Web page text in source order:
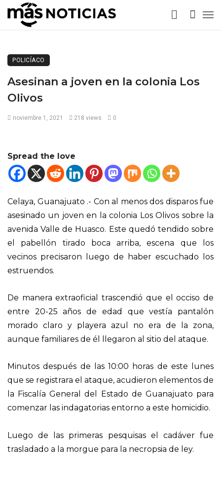
POLICÍACO
Asesinan a joven en la colonia Los
Olivos
noviembre 1, 2021 218 views 0
Spread the love
Celaya, Guanajuato .- Con al menos dos disparos fue
asesinado un joven en la colonia Los Olivos sobre la
avenida Valle de Huasco. Este quedó tendido sobre
el pabellón tirado boca arriba, escena que los
vecinos precisaron luego de haber escuchado los
estruendos.
De manera extraoficial trascendió que el occiso de
entre 20-25 años de edad que vestía pantalón
morado claro y playera azul no era de la zona,
aunque familiares de él llegaron al sitio del ataque.
Minutos después de las 10:00 horas de este lunes
que se registrara el ataque, acudieron elementos de
la Fiscalía General del Estado de Guanajuato para
comenzar las indagatorias entorno a este homicidio.
Luego de las primeras pesquisas el cadáver fue
trasladado a la morgue para la necropsia de ley.